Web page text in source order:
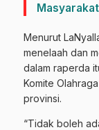
Masyarakat
Menurut
menelaah dan
dalam raperda
Komite
provinsi.
“Tidak boleh